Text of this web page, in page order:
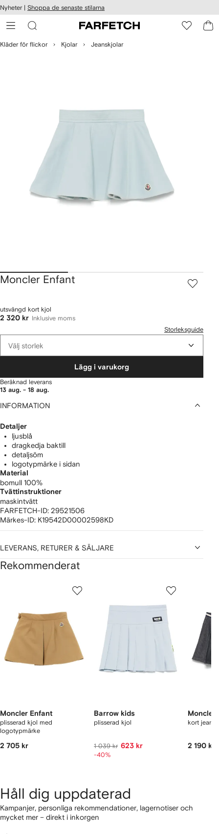
till
Nyheter | Shoppa de senaste stilarna
Kläder för flickor Kjolar Jeanskjolar
Moncler Enfant
utsvängd kort kjol
2 320 kr
Inklusive moms
Storleksguide
Välj storlek
Lägg i varukorg
Beräknad leverans
13 aug. - 18 aug.
INFORMATION
Detaljer
ljusblå
dragkedja baktill
detaljsöm
logotypmärke i sidan
Material
bomull 100%
Tvättinstruktioner
maskintvätt
FARFETCH-ID: 29521506
Märkes-ID: K19542D00002598KD
LEVERANS, RETURER & SÄLJARE
Rekommenderat
Moncler Enfant
plisserad kjol med
logotypmärke
2 705 kr
Barrow kids
plisserad kjol
1 039 kr 623 kr
-40%
Moncler
kort
2 190 kr
Håll dig uppdaterad
Kampanjer, personliga rekommendationer, lagernotiser och
mycket mer – direkt i inkorgen